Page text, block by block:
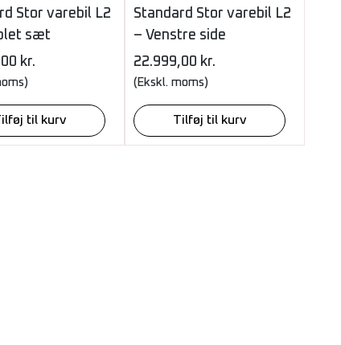
Stor varebil L2
sæt
kr.
til kurv
Standard Stor varebil L2
– Venstre side
22.999,00 kr.
(Ekskl. moms)
Tilføj til kurv